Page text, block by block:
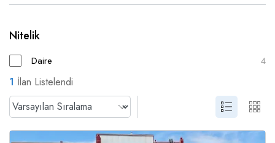
Nitelik
Daire 4
1 İlan Listelendi